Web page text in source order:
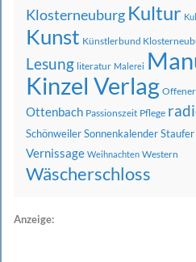
Klosterneuburg Kultur
Kunst Künstlerbund
Lesung literatur Malerei
Kinzel Verlag
Ottenbach Passionszeit Pflege
SchönweilerSonnenkalenderStaufer
Vernissage Weihnachten Western
Wäscherschloss
Anzeige: